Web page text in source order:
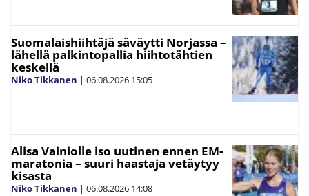
Suomalaishiihtäjä säväytti Norjassa –
lähellä palkintopallia hiihtotähtien
keskellä
Niko Tikkanen | 06.08.2026 15:05
Alisa Vainiolle iso uutinen ennen EM-
maratonia – suuri haastaja vetäytyy
kisasta
Niko Tikkanen | 06.08.2026 14:08